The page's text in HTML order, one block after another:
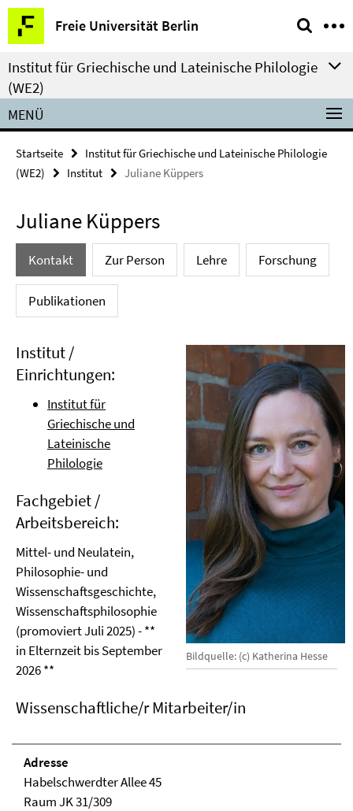
Springe
direkt
zu
Inhalt
Freie Universität Berlin
Service-
Navigation
Institut für Griechische und Lateinische Philologie
(WE2)
MENÜ
Startseite
Institut für Griechische und Lateinische Philologie
(WE2)
Institut Juliane Küppers
Juliane Küppers
Kontakt Zur Person Lehre Forschung
Publikationen
Bildquelle: (c) Katherina Hesse
Institut /
Einrichtungen:
Institut für
Griechische und
Lateinische
Philologie
Fachgebiet /
Arbeitsbereich:
Mittel- und Neulatein,
Philosophie- und
Wissenschaftsgeschichte,
Wissenschaftsphilosophie
(promoviert Juli 2025) - **
in Elternzeit bis September
2026 **
Wissenschaftliche/r Mitarbeiter/in
Adresse
Habelschwerdter Allee 45
Raum JK 31/309